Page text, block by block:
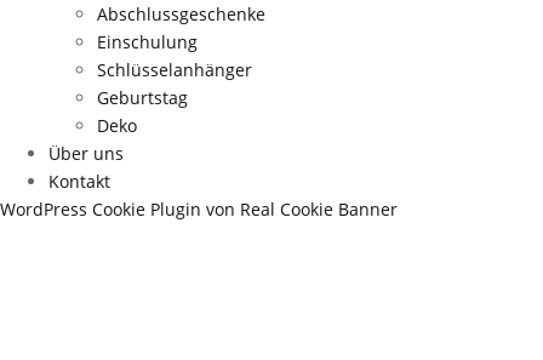
Abschlussgeschenke
Einschulung
Schlüsselanhänger
Geburtstag
Deko
Über uns
Kontakt
WordPress Cookie Plugin von Real Cookie Banner